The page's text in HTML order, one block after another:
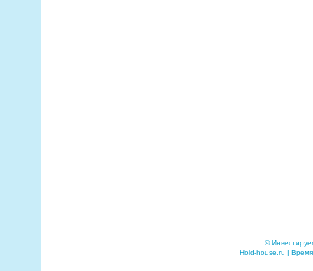
©
Hold-house.ru |